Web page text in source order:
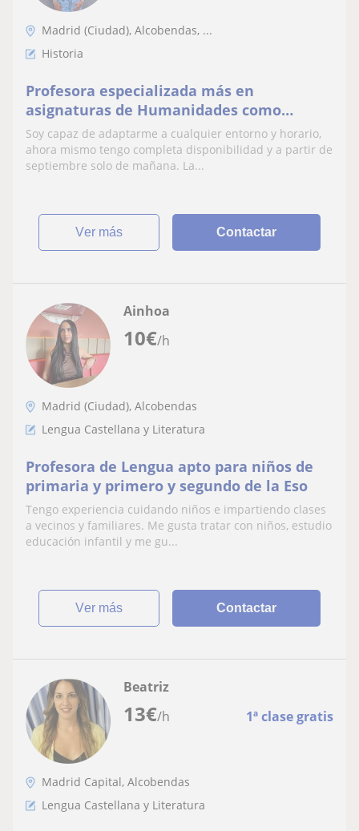
Madrid (Ciudad), Alcobendas, ...
Historia
Profesora especializada más en
asignaturas de Humanidades como
Historia, Lengua Castellana, Inglés, Latín,
Geografía, etc.
Soy capaz de adaptarme a cualquier entorno y horario,
ahora mismo tengo completa disponibilidad y a partir de
septiembre solo de mañana. La...
ver más Contactar
10€/h
Ainhoa
Madrid (Ciudad), Alcobendas
Lengua Castellana y Literatura
Profesora de Lengua apto para niños de
primaria y primero y segundo de la Eso
Tengo experiencia cuidando niños e impartiendo clases
a vecinos y familiares. Me gusta tratar con niños, estudio
educación infantil y me gu...
ver más Contactar
13€/h 1ª clase gratis
Beatriz
Madrid Capital, Alcobendas
Lengua Castellana y Literatura